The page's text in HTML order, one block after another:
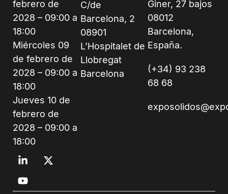
febrero de
2028 – 09:00 a
18:00
Miércoles 09
de febrero de
2028 – 09:00 a
18:00
Jueves 10 de
febrero de
2028 – 09:00 a
18:00
C/de
Barcelona, 2
08901
L’Hospitalet de
Llobregat
Barcelona
Giner, 27 bajos
08012
Barcelona,
España.
(+34) 93 238
68 68